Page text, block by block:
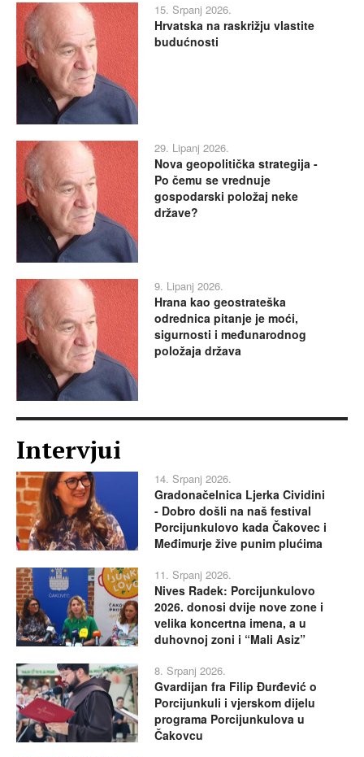
15. Srpanj 2026.
Hrvatska na raskrižju vlastite
budućnosti
29. Lipanj 2026.
Nova geopolitička strategija -
Po čemu se vrednuje
gospodarski položaj neke
države?
9. Lipanj 2026.
Hrana kao geostrateška
odrednica pitanje je moći,
sigurnosti i međunarodnog
položaja država
Intervjui
14. Srpanj 2026.
Gradonačelnica Ljerka Cividini
- Dobro došli na naš festival
Porcijunkulovo kada Čakovec i
Međimurje žive punim plućima
11. Srpanj 2026.
Nives Radek: Porcijunkulovo
2026. donosi dvije nove zone i
velika koncertna imena, a u
duhovnoj zoni i “Mali Asiz”
8. Srpanj 2026.
Gvardijan fra Filip Đurđević o
Porcijunkuli i vjerskom dijelu
programa Porcijunkulova u
Čakovcu